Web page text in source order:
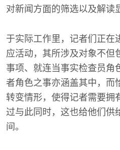
对新闻方面的筛选以及解读
于实际工作里，记者们正在
应活动，其所涉及对象不但
事项、就连当事实检查员角
者角色之事亦涵盖其中，而
转变情形，使得记者需要拥
过与此同时，这也给他们供
间。